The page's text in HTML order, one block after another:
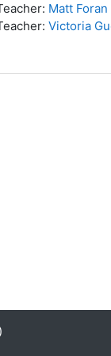
Matt Foran
Victoria
)